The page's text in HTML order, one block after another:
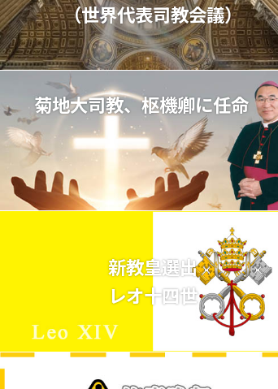
（世界代表司教会議）
菊地大司教、枢機卿に任命
新教皇選出
レオ十四世